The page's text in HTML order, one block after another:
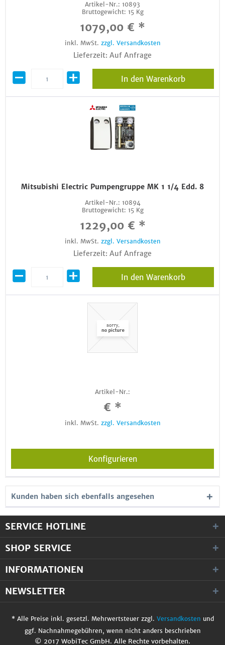
Artikel-Nr.: 10893
Bruttogewicht: 15 Kg
1079,00 € *
inkl. MwSt. zzgl. Versandkosten
Lieferzeit: Auf Anfrage
In den Warenkorb
Mitsubishi Electric Pumpengruppe MK 1 1/4 Edd. 8
Artikel-Nr.: 10894
Bruttogewicht: 15 Kg
1229,00 € *
inkl. MwSt. zzgl. Versandkosten
Lieferzeit: Auf Anfrage
In den Warenkorb
Artikel-Nr.:
€ *
inkl. MwSt. zzgl. Versandkosten
Konfigurieren
Kunden haben sich ebenfalls angesehen
SERVICE HOTLINE
SHOP SERVICE
INFORMATIONEN
NEWSLETTER
* Alle Preise inkl. gesetzl. Mehrwertsteuer zzgl. Versandkosten und
ggf. Nachnahmegebühren, wenn nicht anders beschrieben
© 2017 WobiTec GmbH. Alle Rechte vorbehalten.